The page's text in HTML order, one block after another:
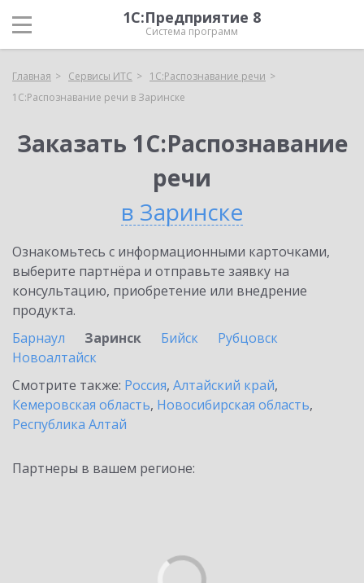
1С:Предприятие 8
Система программ
Главная Сервисы ИТС
1С:Распознавание речи
1С:Распознавание речи в Заринске
Заказать 1С:Распознавание
речи
в Заринске
Ознакомьтесь с информационными карточками,
выберите партнёра и отправьте заявку на
консультацию, приобретение или внедрение
продукта.
Барнаул
Заринск Бийск
Рубцовск
Новоалтайск
Смотрите также: Россия, Алтайский край,
Кемеровская область, Новосибирская область,
Республика Алтай
Партнеры в вашем регионе: